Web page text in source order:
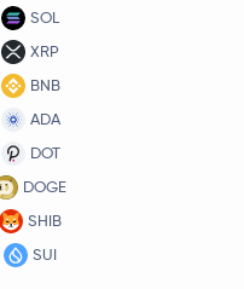
SOL
XRP
BNB
ADA
DOT
DOGE
SHIB
SUI